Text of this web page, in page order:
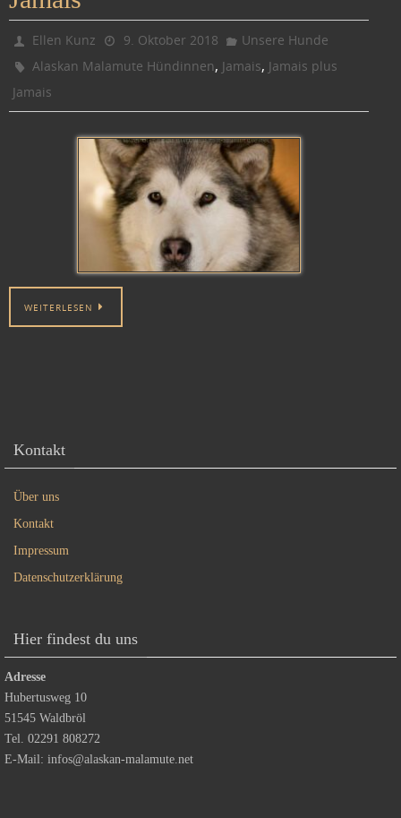
Ellen Kunz 9. Oktober 2018
Unsere Hunde
Alaskan Malamute Hündinnen, Jamais, Jamais plus
Jamais
WEITERLESEN
Kontakt
Über uns
Kontakt
Impressum
Datenschutzerklärung
Hier findest du uns
Adresse
Hubertusweg 10
51545 Waldbröl
Tel. 02291 808272
E-Mail: infos@alaskan-malamute.net